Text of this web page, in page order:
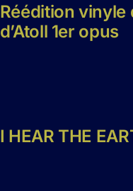
Réédition vinyle
d’Atoll 1er opus
I HEAR THE